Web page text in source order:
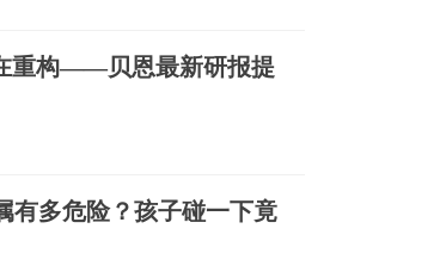
重构——贝恩最新研报提
有多危险？孩子碰一下竟